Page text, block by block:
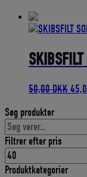
50,00DKKDen
Søg produkter
Søg
efter:
Filtrer efter pris
Mindste
pris
Produktkategorier